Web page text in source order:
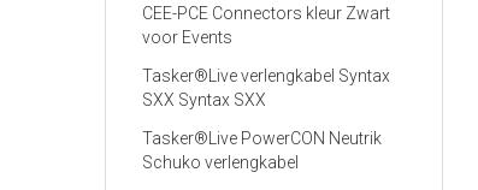
CEE-PCE Connectors kleur Zwart
voor Events
Tasker®Live verlengkabel Syntax
SXX Syntax SXX
Tasker®Live PowerCON Neutrik
Schuko verlengkabel